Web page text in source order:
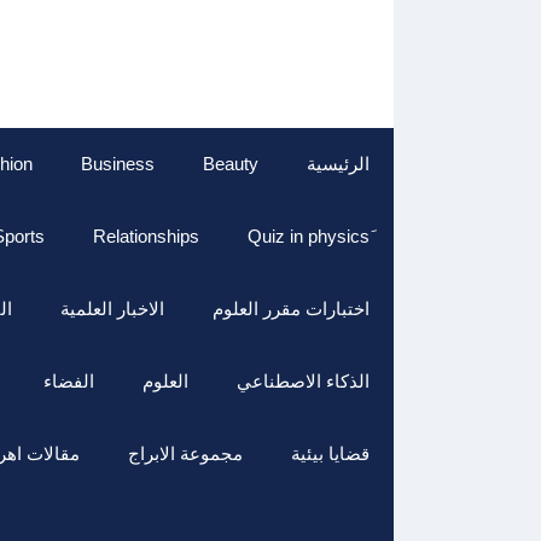
الرئيسية Beauty
Business
Relationships
اختبارات مقرر العلوم الاخبار العلمية
الذكاء الاصطناعي العلوم الفضاء
قضايا بيئية مجموعة الابراج مقالات